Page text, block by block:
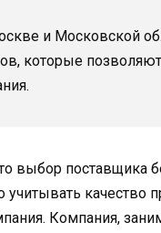
и Московской
которые
выбор поставщика
качество
Компания,